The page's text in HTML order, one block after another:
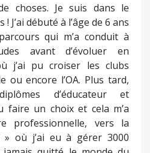
choses. Je suis dans le
J’ai débuté à l’âge de 6 ans
qui m’a conduit à
avant d’évoluer en
j’ai pu croiser les clubs
ou encore l’OA. Plus tard,
d’éducateur et
faire un choix et cela m’a
professionnelle, vers la
» où j’ai eu à gérer 3000